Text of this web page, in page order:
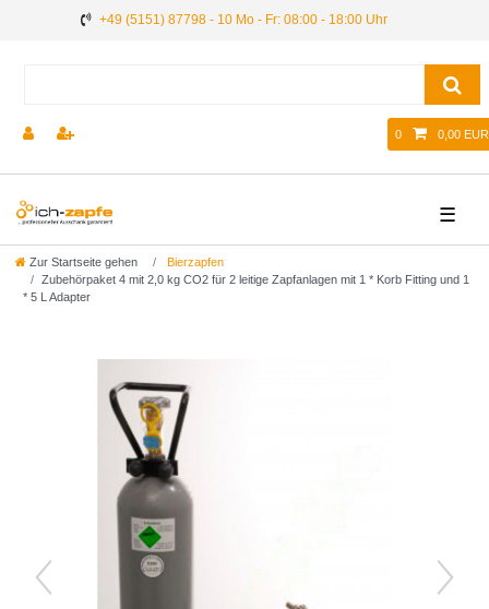
+49 (5151) 87798 - 10 Mo - Fr: 08:00 - 18:00 Uhr
0 0,00 EUR
☰
Zur Startseite gehen
Bierzapfen
Zubehörpaket 4 mit 2,0 kg CO2 für 2 leitige Zapfanlagen mit 1 * Korb Fitting und 1
* 5 L Adapter